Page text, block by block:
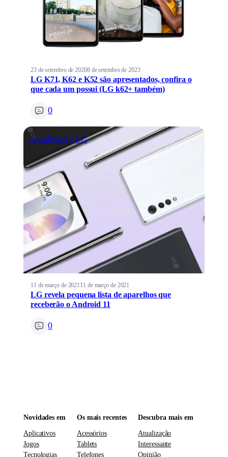
23 de setembro de 20208 de setembro de 2023
LG K71, K62 e K52 são apresentados, confira o
que cada um possui (LG k62+ também)
0
Atualização LG
11 de março de 2021 11 de março de 2021
LG revela pequena lista de aparelhos que
receberão o Android 11
0
Novidades em
Aplicativos
Jogos
Tecnologias
Os mais recentes
Acessórios
Tablets
Telefones
Descubra mais em
Atualização
Interessante
Opinião